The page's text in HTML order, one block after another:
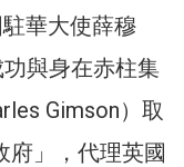
華大使薛穆
功與身在赤柱集
Gimson）取
府」，代理英國